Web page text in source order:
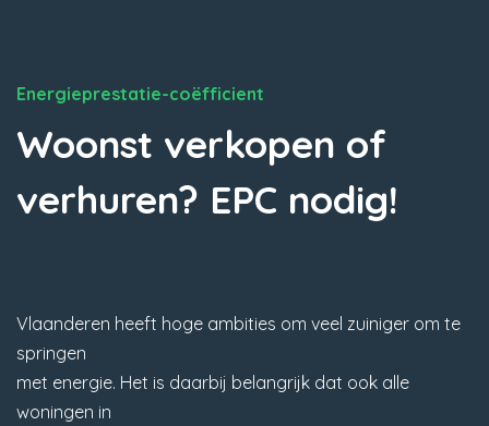
Energieprestatie-coëfficient
Woonst verkopen of
verhuren? EPC nodig!
Vlaanderen heeft hoge ambities om veel zuiniger om te
springen
met energie. Het is daarbij belangrijk dat ook alle
woningen in